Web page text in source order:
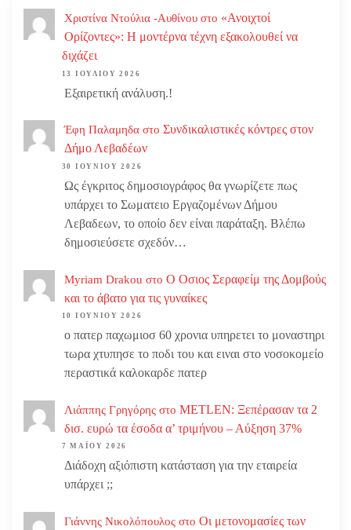
Χριστίνα Ντούλια -Αυθίνου στο «Ανοιχτοί
Ορίζοντες»: Η μοντέρνα τέχνη εξακολουθεί να
διχάζει
13 ΙΟΥΛΊΟΥ 2026
Εξαιρετική ανάλυση.!
Έφη Παλαμηδα στο Συνδικαλιστικές κόντρες στον
Δήμο Λεβαδέων
30 ΙΟΥΝΊΟΥ 2026
Ως έγκριτος δημοσιογράφος θα γνωρίζετε πως
υπάρχει το Σωματειο Εργαζομένων Δήμου
Λεβαδεων, το οποίο δεν είναι παράταξη. Βλέπω
δημοσιεύσετε σχεδόν…
Myriam Drakou στο Ο Οσιος Σεραφείμ της Δομβούς
και το άβατο για τις γυναίκες
10 ΙΟΥΝΊΟΥ 2026
ο πατερ παχωμιοσ 60 χρονια υπηρετει το μοναστηρι
τωρα χτυπησε το ποδι του και ειναι στο νοσοκομείο
περαστικά καλοκαρδε πατερ
Λιάππης Γρηγόρης στο METLEN: Ξεπέρασαν τα 2
δισ. ευρώ τα έσοδα α’ τριμήνου – Αύξηση 37%
7 ΜΑΪ́ΟΥ 2026
Διάδοχη αξιόπιστη κατάσταση για την εταιρεία
υπάρχει ;;
Γιάννης Νικολόπουλος στο Οι μετονομασίες των